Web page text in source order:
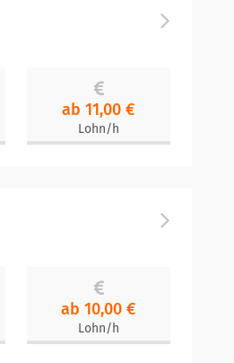
ab 11,00 €
Lohn/h
ab 10,00 €
Lohn/h